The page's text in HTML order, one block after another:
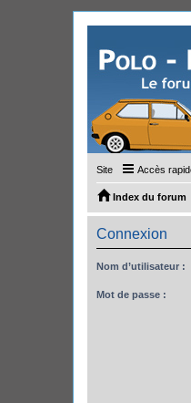
Site Accès
Index du forum
Connexion
Nom d’utilisateur :
Mot de passe :